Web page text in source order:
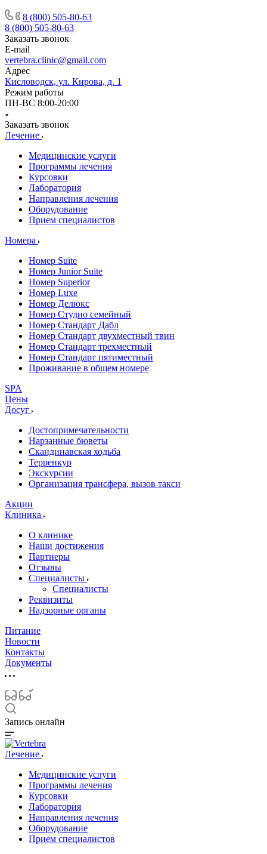
8 (800) 505-80-63
8 (800) 505-80-63
Заказать звонок
E-mail
vertebra.clinic@gmail.com
Адрес
Кисловодск, ул. Кирова, д. 1
Режим работы
ПН-ВС 8:00-20:00
Заказать звонок
Лечение
Медицинские услуги
Программы лечения
Курсовки
Лаборатория
Направления лечения
Оборудование
Прием специалистов
Номера
Номер Suite
Номер Junior Suite
Номер Superior
Номер Luxe
Номер Делюкс
Номер Студио семейный
Номер Стандарт Дабл
Номер Стандарт двухместный твин
Номер Стандарт трехместный
Номер Стандарт пятиместный
Проживание в общем номере
SPA
Цены
Досуг
Достопримечательности
Нарзанные бюветы
Скандинавская ходьба
Терренкур
Экскурсии
Организация трансфера, вызов такси
Акции
Клиника
О клинике
Наши достижения
Партнеры
Отзывы
Специалисты
Специалисты
Реквизиты
Надзорные органы
Питание
Новости
Контакты
Документы
Запись онлайн
Лечение
Медицинские услуги
Программы лечения
Курсовки
Лаборатория
Направления лечения
Оборудование
Прием специалистов